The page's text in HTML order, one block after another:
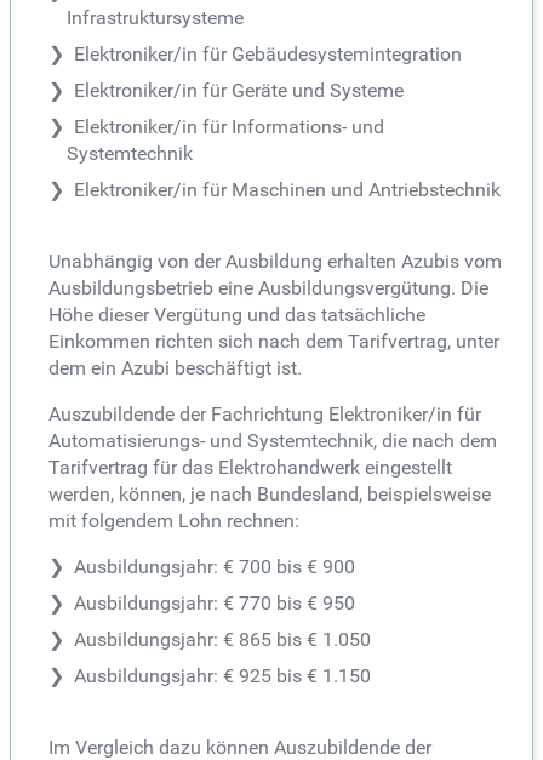
Infrastruktursysteme
Elektroniker/in für Gebäudesystemintegration
Elektroniker/in für Geräte und Systeme
Elektroniker/in für Informations- und
Systemtechnik
Elektroniker/in für Maschinen und Antriebstechnik
Unabhängig von der Ausbildung erhalten Azubis vom
Ausbildungsbetrieb eine Ausbildungsvergütung. Die
Höhe dieser Vergütung und das tatsächliche
Einkommen richten sich nach dem Tarifvertrag, unter
dem ein Azubi beschäftigt ist.
Auszubildende der Fachrichtung Elektroniker/in für
Automatisierungs- und Systemtechnik, die nach dem
Tarifvertrag für das Elektrohandwerk eingestellt
werden, können, je nach Bundesland, beispielsweise
mit folgendem Lohn rechnen:
Ausbildungsjahr: € 700 bis € 900
Ausbildungsjahr: € 770 bis € 950
Ausbildungsjahr: € 865 bis € 1.050
Ausbildungsjahr: € 925 bis € 1.150
Im Vergleich dazu können Auszubildende der